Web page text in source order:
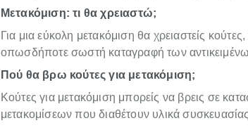
Μετακόμιση: τι θα χρειαστώ;
Για μια εύκολη μετακόμιση θα χρειαστείς
οπωσδήποτε σωστή καταγραφή των
Πού θα βρω κούτες για μετακόμιση;
Κούτες για μετακόμιση μπορείς να βρεις σε
μετακομίσεων που διαθέτουν υλικά